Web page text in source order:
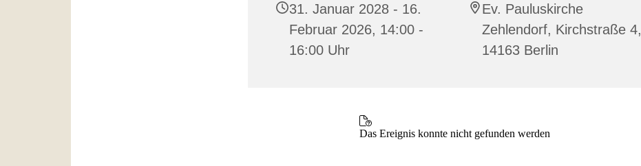
31. Januar 2028 - 16.
Februar 2026, 14:00 -
16:00 Uhr
Ev. Pauluskirche
Zehlendorf, Kirchstraße 4,
14163 Berlin